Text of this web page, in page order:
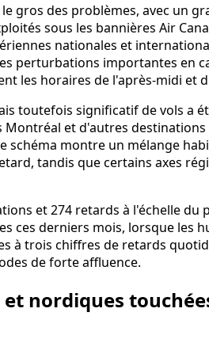
gros des problèmes, avec un
sous les bannières Air
nationales et
perturbations importantes en
les horaires de l'après-midi et
toutefois significatif de vols a
et d'autres destinations
schéma montre un mélange
tandis que certains axes
et 274 retards à l'échelle du
ces derniers mois, lorsque les
à trois chiffres de retards
de forte affluence.
nordiques